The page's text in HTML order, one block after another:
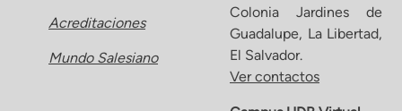
Acreditaciones
Mundo Salesiano
Colonia Jardines de
Guadalupe, La Libertad,
El Salvador.
Ver contactos